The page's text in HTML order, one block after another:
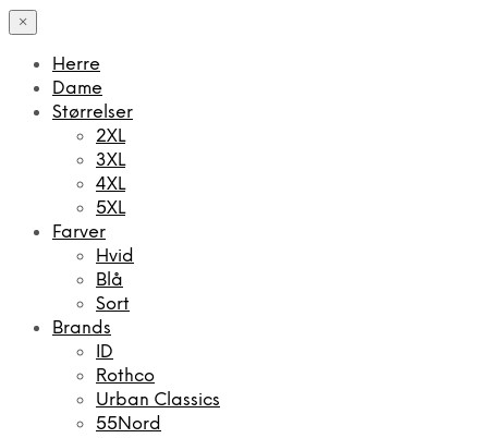
×
Herre
Dame
Størrelser
2XL
3XL
4XL
5XL
Farver
Hvid
Blå
Sort
Brands
ID
Rothco
Urban Classics
55Nord